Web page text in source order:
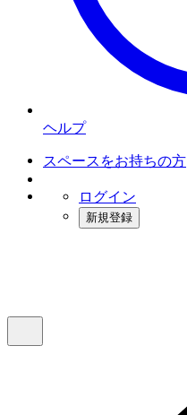
ヘルプ
スペースをお持ちの方
ログイン
新規登録